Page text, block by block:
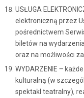
USŁUGA
elektroniczną przez
pośrednictwem
biletów na
oraz na możliwości
WYDARZENIE –
kulturalną (w
spektakl teatralny),